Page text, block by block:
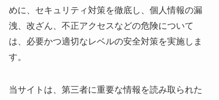
めに、セキュリティ対策を徹底し、個人情報の漏
洩、改ざん、不正アクセスなどの危険について
は、必要かつ適切なレベルの安全対策を実施しま
す。
当サイトは、第三者に重要な情報を読み取られた